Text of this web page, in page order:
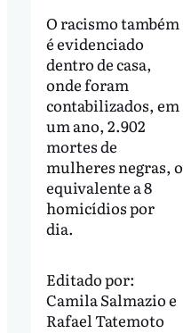
O racismo também
é evidenciado
dentro de casa,
onde foram
contabilizados, em
um ano, 2.902
mortes de
mulheres negras, o
equivalente a 8
homicídios por
dia.
Editado por:
Camila Salmazioe
Rafael Tatemoto